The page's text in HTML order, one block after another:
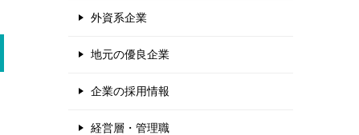
外資系企業
地元の優良企業
企業の採用情報
経営層・管理職